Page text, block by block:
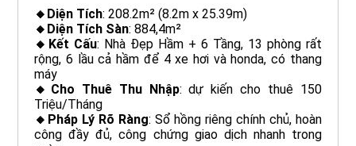
🔸Diện Tích: 208.2m² (8.2m x 25.39m)
🔸Diện Tích Sàn: 884,4m²
🔸Kết Cấu: Nhà Đẹp Hầm + 6 Tầng, 13 phòng rất
rộng, 6 lầu cả hầm để 4 xe hơi và honda, có thang
máy
🔸Cho Thuê Thu Nhập: dự kiến cho thuê 150
Triệu/Tháng
🔸Pháp Lý Rõ Ràng: Sổ hồng riêng chính chủ, hoàn
công đầy đủ, công chứng giao dịch nhanh trong